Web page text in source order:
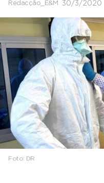
Redacção_E&M 30/3/2020
Foto: DR